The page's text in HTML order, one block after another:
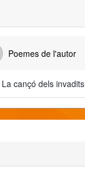
Poemes de l'autor
La cançó dels invadits